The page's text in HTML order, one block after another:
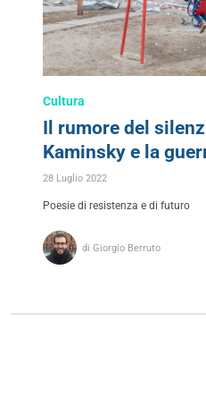
Cultura
Il rumore del
Kaminsky e la
28 Luglio 2022
Poesie di resistenza e di futuro
di Giorgio Berruto